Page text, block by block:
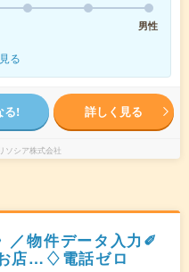
男性
る
る! 詳しく見る
ソシア株式会社
／物件データ入力✐
店…♢電話ゼロ